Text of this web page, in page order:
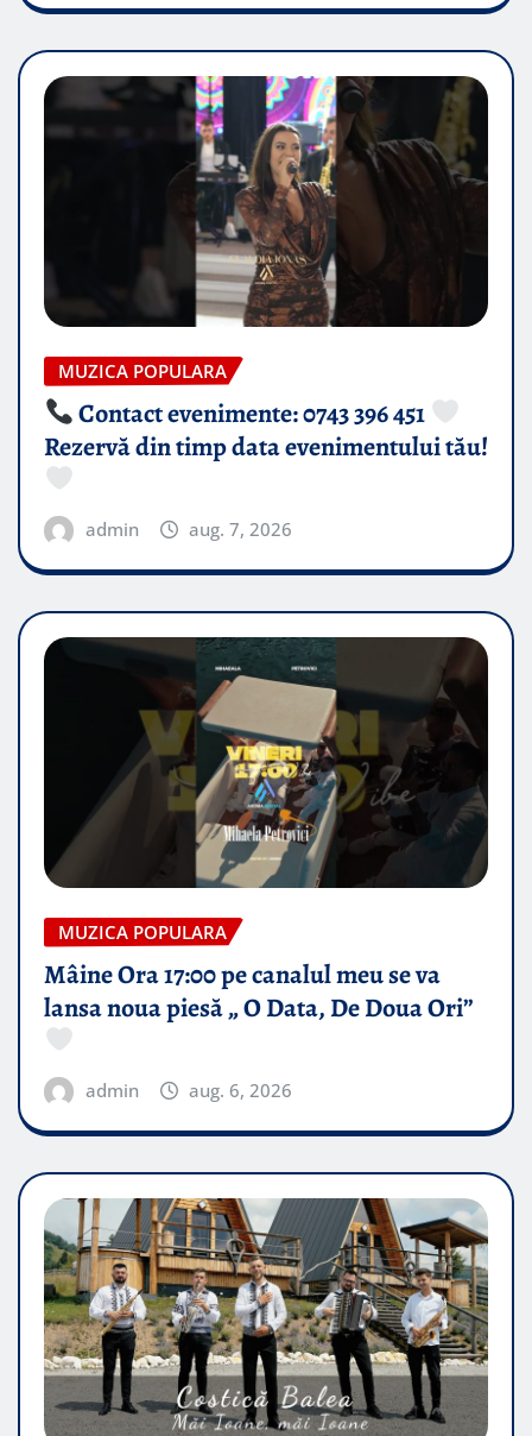
MUZICA POPULARA
Contact evenimente: 0743 396 451
Rezervă din timp data evenimentului tău!
admin aug. 7, 2026
MUZICA POPULARA
Mâine Ora 17:00 pe canalul meu se va
lansa noua piesă „ O Data, De Doua Ori”
admin aug. 6, 2026